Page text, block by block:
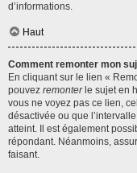
d’informations.
Haut
Comment remonter mon
En cliquant sur le lien «
pouvez remonterle sujet en
vous ne voyez pas ce lien,
désactivée ou que
atteint. Il est également
répondant. Néanmoins,
faisant.